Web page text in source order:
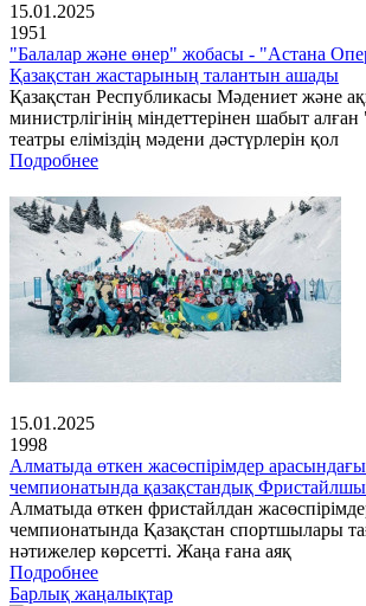
15.01.2025
1951
"Балалар және өнер" жобасы - "Астана
Қазақстан жастарының талантын ашады
Қазақстан Республикасы Мәдениет және
министрлігінің міндеттерінен шабыт
театры еліміздің мәдени дәстүрлерін қол
Подробнее
15.01.2025
1998
Алматыда өткен жасөспірімдер
чемпионатында қазақстандық
Алматыда өткен фристайлдан
чемпионатында Қазақстан спортшылары
нәтижелер көрсетті. Жаңа ғана аяқ
Подробнее
Барлық жаңалықтар